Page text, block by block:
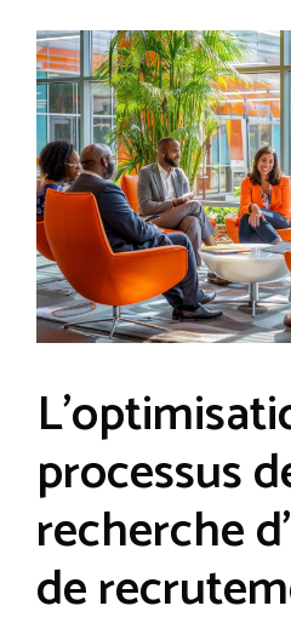
processus
recherche
de